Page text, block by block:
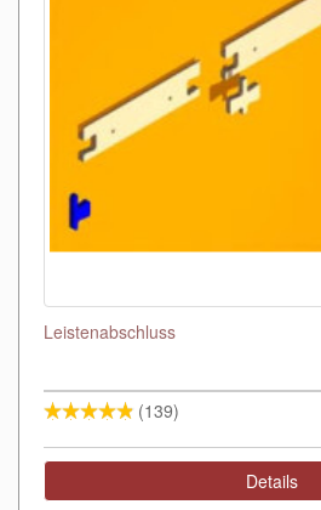
Leistenabschluss
(139)
Details